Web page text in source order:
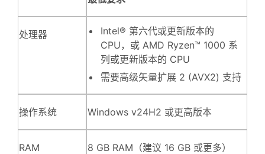
处理器
Intel® 第六代或更新版本的
CPU，或 AMD Ryzen™ 1000 系
列或更新版本的 CPU
需要高级矢量扩展 2 (AVX2) 支持
操作系统 Windows v24H2 或更高版本
RAM 8 GB RAM（建议 16 GB 或更多）